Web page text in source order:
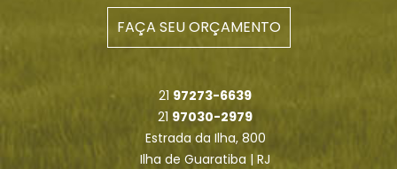
FAÇA SEU ORÇAMENTO
21 97273-6639
21 97030-2979
Estrada da Ilha, 800
Ilha de Guaratiba | RJ